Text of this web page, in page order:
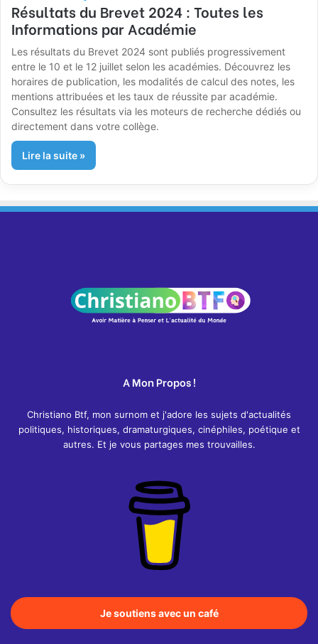
Résultats du Brevet 2024 : Toutes les
Informations par Académie
Les résultats du Brevet 2024 sont publiés progressivement
entre le 10 et le 12 juillet selon les académies. Découvrez les
horaires de publication, les modalités de calcul des notes, les
mentions attribuées et les taux de réussite par académie.
Consultez les résultats via les moteurs de recherche dédiés ou
directement dans votre collège.
Lire la suite »
A Mon Propos !
Christiano Btf, mon surnom et j'adore les sujets d'actualités
politiques, historiques, dramaturgiques, cinéphiles, poétique et
autres. Et je vous partages mes trouvailles.
Je soutiens avec un café